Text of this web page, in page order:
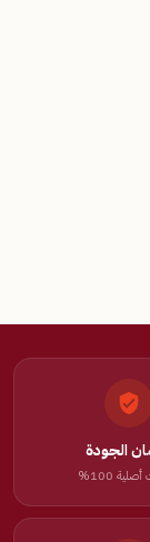
الجودة
100%